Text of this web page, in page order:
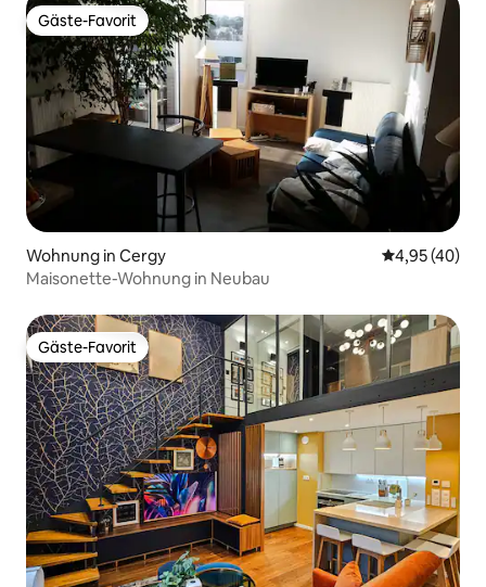
Gäste-Favorit
Gäste-Favorit
Wohnung in Cergy
4,95 (40)
Maisonette-Wohnung in Neubau
Gäste-Favorit
Gäste-Favorit